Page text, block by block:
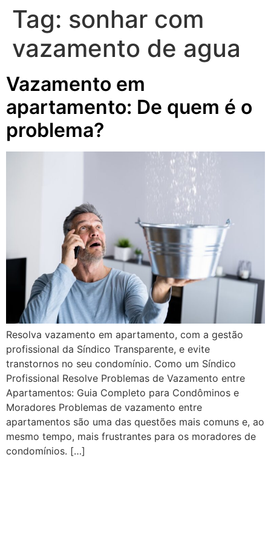
Tag: sonhar com
vazamento de agua
Vazamento em
apartamento: De quem é o
problema?
Resolva vazamento em apartamento, com a gestão
profissional da Síndico Transparente, e evite
transtornos no seu condomínio. Como um Síndico
Profissional Resolve Problemas de Vazamento entre
Apartamentos: Guia Completo para Condôminos e
Moradores Problemas de vazamento entre
apartamentos são uma das questões mais comuns e, ao
mesmo tempo, mais frustrantes para os moradores de
condomínios. […]